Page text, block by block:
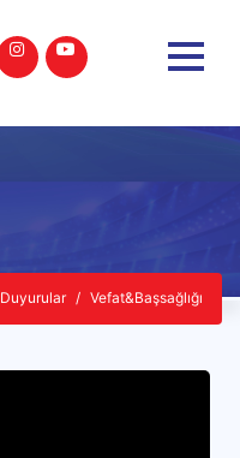
Duyurular Vefat&Başsağlığı